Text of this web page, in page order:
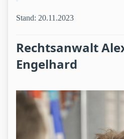
Stand: 20.11.2023
Rechtsanwalt
Engelhard